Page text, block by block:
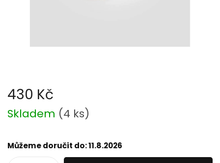
430 Kč
Měrná
cena:
Skladem (4 ks)
Můžeme doručit do:11.8.2026